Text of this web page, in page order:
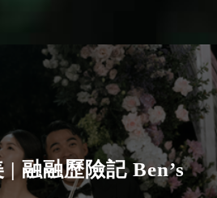
| 融融歷險記 Ben’s